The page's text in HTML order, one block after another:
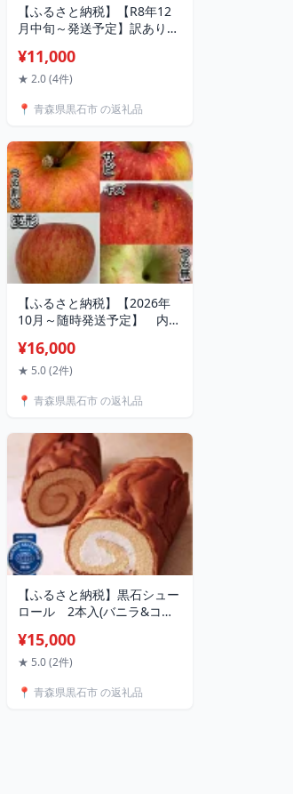
【ふるさと納税】【R8年12
月中旬～発送予定】訳あり
約5kg(12～25個)_ りんご リ
ンゴ 林檎 サンふじ 訳あり 青
美味しい 人気 送料無料 【配
【1467242】
¥11,000
★ 2.0 (4件)
📍 青森県黒石市 の返礼品
【ふるさと納税】【2026年
10月～随時発送予定】 内容
りりんご 早生ふじ【配送不
可地域：離島・沖縄県】
¥16,000
★ 5.0 (2件)
📍 青森県黒石市 の返礼品
【ふるさと納税】黒石シュー
ロール 2本入(バニラ&コー
島】【1061420】
¥15,000
★ 5.0 (2件)
📍 青森県黒石市 の返礼品